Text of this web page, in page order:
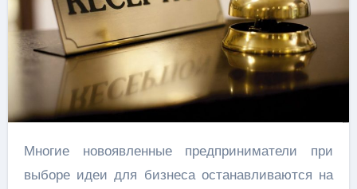
Многие новоявленные предприниматели при
выборе идеи для бизнеса останавливаются на